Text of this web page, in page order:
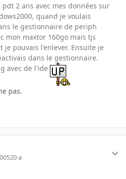
2 ans avec mes données sur
quand je voulais
le gestionnaire de periph
mon maxtor 160go mais tjs
je pouvais l'enlever. Ensuite je
dans le gestionnaire.
avec de l'ide
pas.
20 a